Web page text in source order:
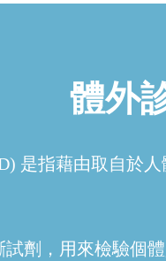
體外
是指藉由取自於
劑，用來檢驗個